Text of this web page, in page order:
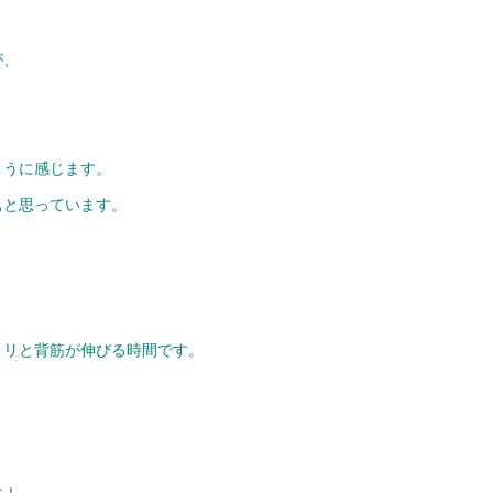
に感じます。
思っています。
と背筋が伸びる時間です。